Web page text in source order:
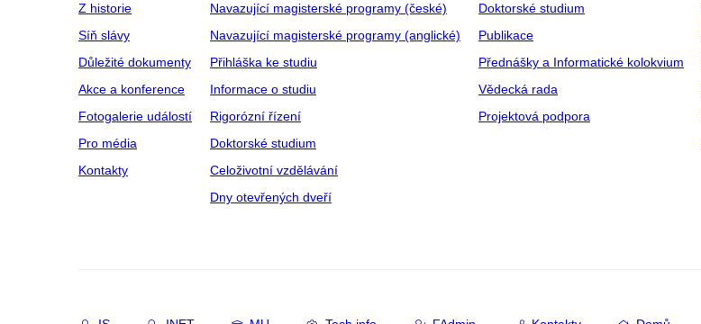
Z historie
Síň slávy
Důležité dokumenty
Akce a konference
Fotogalerie událostí
Pro média
Kontakty
Navazující magisterské programy (české)
Navazující magisterské programy (anglické)
Přihláška ke studiu
Informace o studiu
Rigorózní řízení
Doktorské studium
Celoživotní vzdělávání
Dny otevřených dveří
Doktorské studium
Publikace
Přednášky a Informatické kolokvium
Vědecká rada
Projektová podpora